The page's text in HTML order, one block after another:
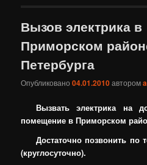
Вызов электрика в
Приморском
Петербурга
Опубликовано04.01.2010автором
Вызвать электрика на
помещение в Приморском
Достаточно позвонить по
(круглосуточно).